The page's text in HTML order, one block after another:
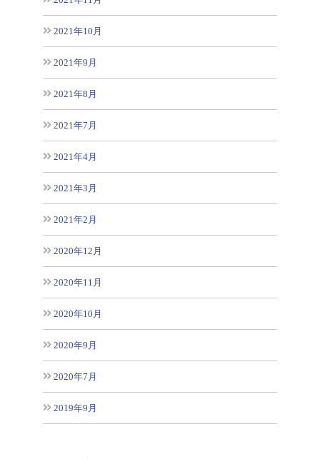
2021年10月
2021年9月
2021年8月
2021年7月
2021年4月
2021年3月
2021年2月
2020年12月
2020年11月
2020年10月
2020年9月
2020年7月
2019年9月